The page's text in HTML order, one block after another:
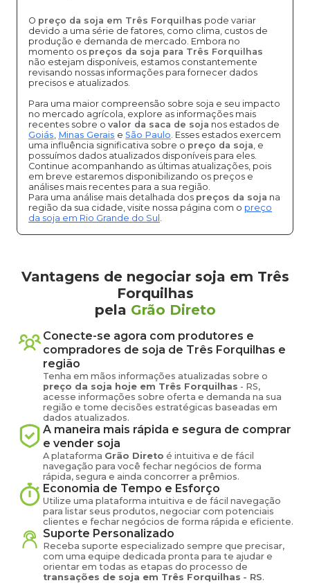
O preço da soja em Três Forquilhas pode variar
devido a uma série de fatores, como clima, custos de
produção e demanda de mercado. Embora no
momento os preços da soja para Três Forquilhas
não estejam disponíveis, estamos constantemente
revisando nossas informações para fornecer dados
precisos e atualizados.
Para uma maior compreensão sobre soja e seu impacto
no mercado agrícola, explore as informações mais
recentes sobre o valor da saca de soja nos estados de
Goiás, Minas Gerais e São Paulo. Esses estados exercem
uma influência significativa sobre o preço da soja, e
possuímos dados atualizados disponíveis para eles.
Continue acompanhando as últimas atualizações, pois
em breve estaremos disponibilizando os preços e
análises mais recentes para a sua região.
Para uma análise mais detalhada dos preços da soja na
região da sua cidade, visite nossa página com o preço
da soja em Rio Grande do Sul .
Vantagens de negociar soja em Três
Forquilhas
pela Grão Direto
Conecte-se agora com produtores e
compradores de soja de Três Forquilhas e
região
Tenha em mãos informações atualizadas sobre o
preço da soja hoje em Três Forquilhas - RS,
acesse informações sobre oferta e demanda na sua
região e tome decisões estratégicas baseadas em
dados atualizados.
A maneira mais rápida e segura de comprar
e vender soja
A plataforma Grão Direto é intuitiva e de fácil
navegação para você fechar negócios de forma
rápida, segura e ainda concorrer a prêmios.
Economia de Tempo e Esforço
Utilize uma plataforma intuitiva e de fácil navegação
para listar seus produtos, negociar com potenciais
clientes e fechar negócios de forma rápida e eficiente.
Suporte Personalizado
Receba suporte especializado sempre que precisar,
com uma equipe dedicada pronta para te ajudar e
orientar em todas as etapas do processo de
transações de soja em Três Forquilhas - RS.